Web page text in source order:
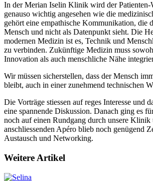
In der Merian Iselin Klinik wird der
genauso wichtig angesehen wie die
gehört eine empathische Kommunikation, die
Mensch und nicht als Datenpunkt sieht. Die
modernen Medizin ist es, Technik und
zu verbinden. Zukünftige Medizin muss
Innovation als auch menschliche Nähe
Wir müssen sicherstellen, dass der Mensch
bleibt, auch in einer zunehmend technischen
Die Vorträge stiessen auf reges Interesse und
eine spannende Diskussion. Danach ging es
noch auf einen Rundgang durch unsere Klinik
anschliessenden Apéro blieb noch genügend
Austausch und Networking.
Weitere Artikel